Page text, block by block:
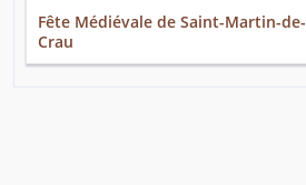
Fête Médiévale de Saint-Martin-de-
Crau